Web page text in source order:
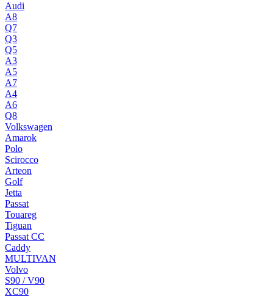
Audi
A8
Q7
Q3
Q5
A3
A5
A7
A4
A6
Q8
Volkswagen
Amarok
Polo
Scirocco
Arteon
Golf
Jetta
Passat
Touareg
Tiguan
Passat CC
Caddy
MULTIVAN
Volvo
S90 / V90
XC90